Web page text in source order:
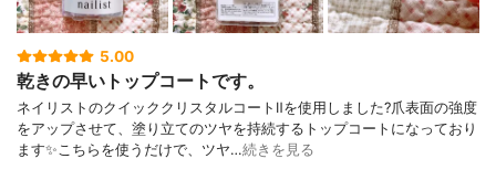
5.00
乾きの早いトップコートです。
ネイリストのクイッククリスタルコートⅡを使用しました?爪表面の強度
をアップさせて、塗り立てのツヤを持続するトップコートになっており
ます✨こちらを使うだけで、ツヤ…続きを見る